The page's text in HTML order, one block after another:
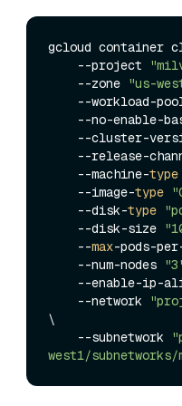
gcloud container
    --project
    --zone
"us-
--workload-
--cluster-
--release-
    --machine-
type
    --image-
type
    --disk-
type
    --disk-size
    --
max-pods-
    --num-nodes
    --network
\
    --subnetwork
west1/